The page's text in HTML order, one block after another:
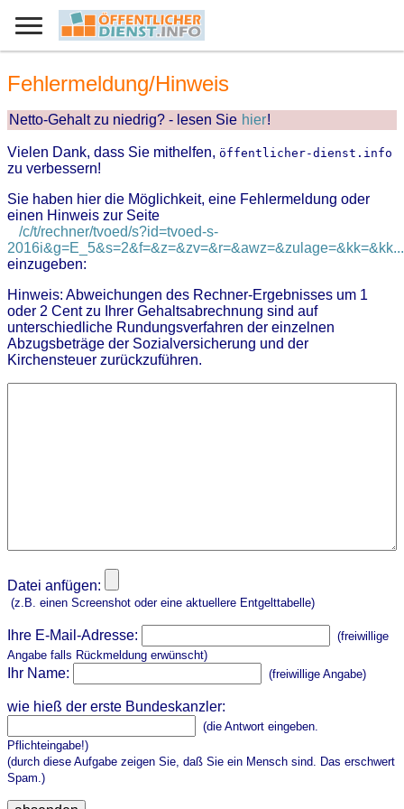
Fehlermeldung/Hinweis
Netto-Gehalt zu niedrig? - lesen Sie hier!
Vielen Dank, dass Sie mithelfen, öffentlicher-dienst.info
zu verbessern!
Sie haben hier die Möglichkeit, eine Fehlermeldung oder
einen Hinweis zur Seite
/c/t/rechner/tvoed/s?id=tvoed-s-
2016i&g=E_5&s=2&f=&z=&zv=&r=&awz=&zulage=&kk=&kk...
einzugeben:
Hinweis: Abweichungen des Rechner-Ergebnisses um 1
oder 2 Cent zu Ihrer Gehaltsabrechnung sind auf
unterschiedliche Rundungsverfahren der einzelnen
Abzugsbeträge der Sozialversicherung und der
Kirchensteuer zurückzuführen.
Datei anfügen:
(z.B. einen Screenshot oder eine aktuellere Entgelttabelle)
Ihre E-Mail-Adresse:
(freiwillige
Angabe falls Rückmeldung erwünscht)
Ihr Name: (freiwillige Angabe)
wie hieß der erste Bundeskanzler:
(die Antwort eingeben.
Pflichteingabe!)
(durch diese Aufgabe zeigen Sie, daß Sie ein Mensch sind. Das erschwert
Spam.)